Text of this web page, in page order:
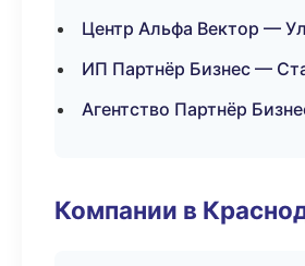
Центр Альфа Вектор —
ИП Партнёр Бизнес —
Агентство Партнёр
Компании в